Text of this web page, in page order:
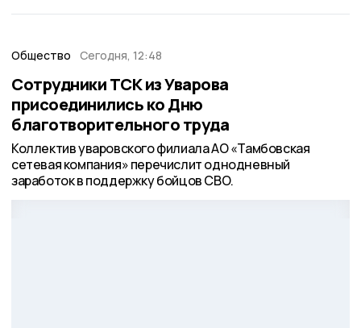
Общество Сегодня, 12:48
Сотрудники ТСК из Уварова
присоединились ко Дню
благотворительного труда
Коллектив уваровского филиала АО «Тамбовская
сетевая компания» перечислит однодневный
заработок в поддержку бойцов СВО.